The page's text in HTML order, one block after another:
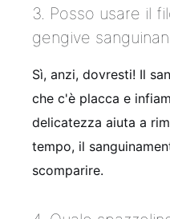
3. Posso usare il
gengive
Sì, anzi, dovresti! Il
che c'è placca e
delicatezza aiuta a
tempo, il
scomparire.